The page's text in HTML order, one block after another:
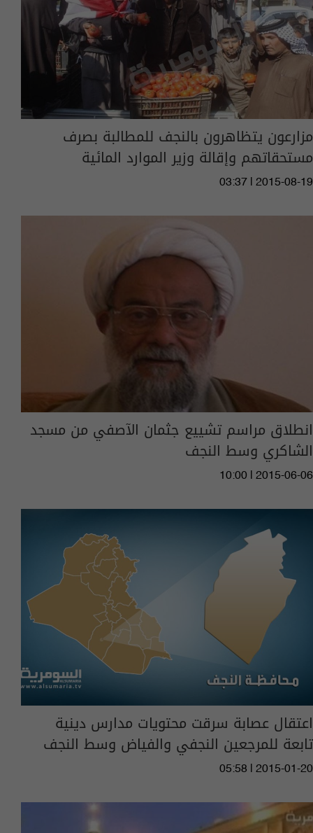
مزارعون يتظاهرون بالنجف للمطالبة بصرف
مستحقاتهم وإقالة وزير الموارد المائية
03:37 | 2015-08-19
انطلاق مراسم تشييع جثمان الآصفي من مسجد
الشاكري وسط النجف
10:00 | 2015-06-06
اعتقال عصابة سرقت محتويات مدارس دينية
تابعة للمرجعين النجفي والفياض وسط النجف
05:58 | 2015-01-20